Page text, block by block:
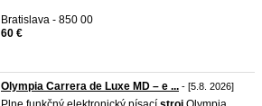
Bratislava - 850 00
60 €
Olympia Carrera de Luxe MD – e ... - [5.8. 2026]